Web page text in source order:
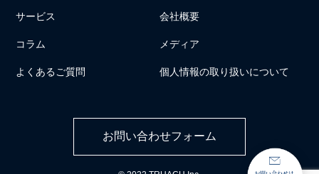
サービス 会社概要
コラム メディア
よくあるご質問 個人情報の取り扱いについて
お問い合わせフォーム